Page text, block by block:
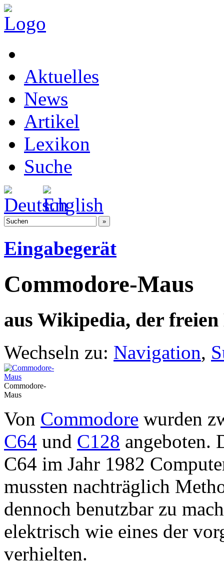
Aktuelles
News
Artikel
Lexikon
Suche
Eingabegerät
Commodore-Maus
aus Wikipedia, der
Wechseln zu: Navigation,
Commodore-
Maus
Von Commodore wurden
C64 und C128 angeboten.
C64 im Jahr 1982
mussten nachträglich
dennoch benutzbar zu
elektrisch wie eines der
verhielten.